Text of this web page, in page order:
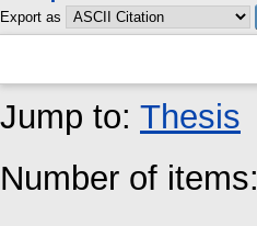
Export as
Jump to: Thesis
Number of items: